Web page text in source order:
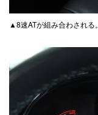
▲8速ATが組み合わされる。